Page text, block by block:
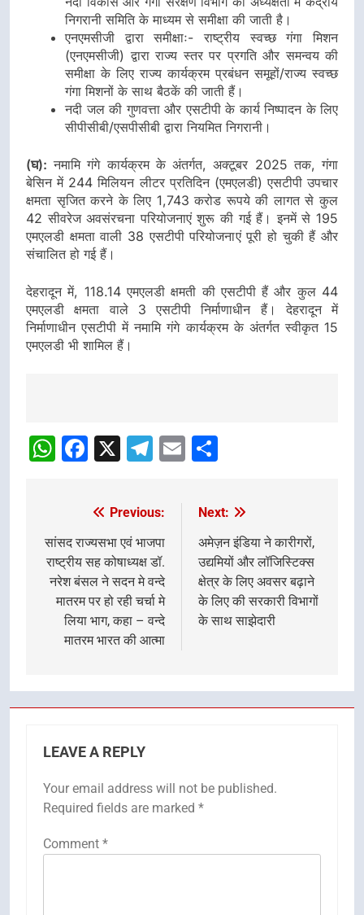
निगरानी समिति के माध्यम से समीक्षा की जाती है।
एनएमसीजी द्वारा समीक्षाः- राष्ट्रीय स्वच्छ गंगा मिशन
(एनएमसीजी) द्वारा राज्य स्तर पर प्रगति और समन्वय की
समीक्षा के लिए राज्य कार्यक्रम प्रबंधन समूहों/राज्य स्वच्छ
गंगा मिशनों के साथ बैठकें की जाती हैं।
नदी जल की गुणवत्ता और एसटीपी के कार्य निष्पादन के लिए
सीपीसीबी/एसपीसीबी द्वारा नियमित निगरानी।
(घ): नमामि गंगे कार्यक्रम के अंतर्गत, अक्टूबर 2025 तक, गंगा
बेसिन में 244 मिलियन लीटर प्रतिदिन (एमएलडी) एसटीपी उपचार
क्षमता सृजित करने के लिए 1,743 करोड रूपये की लागत से कुल
42 सीवरेज अवसंरचना परियोजनाएं शुरू की गई हैं। इनमें से 195
एमएलडी क्षमता वाली 38 एसटीपी परियोजनाएं पूरी हो चुकी हैं और
संचालित हो गई हैं।
देहरादून में, 118.14 एमएलडी क्षमती की एसटीपी हैं और कुल 44
एमएलडी क्षमता वाले 3 एसटीपी निर्माणाधीन हैं। देहरादून में
निर्माणाधीन एसटीपी में नमामि गंगे कार्यक्रम के अंतर्गत स्वीकृत 15
एमएलडी भी शामिल हैं।
navigation
WhatsApp
Facebook
X Telegram
Email
navigation
Previous:
सांसद राज्यसभा एवं भाजपा
राष्ट्रीय सह कोषाध्यक्ष डॉ.
नरेश बंसल ने सदन मे वन्दे
मातरम पर हो रही चर्चा मे
लिया भाग, कहा – वन्दे
मातरम भारत की आत्मा
Next:
अमेज़न इंडिया ने कारीगरों,
उद्यमियों और लॉजिस्टिक्स
क्षेत्र के लिए अवसर बढ़ाने
के लिए की सरकारी विभागों
के साथ साझेदारी
LEAVE A REPLY
Your email address will not be published.
Required fields are marked *
Comment *